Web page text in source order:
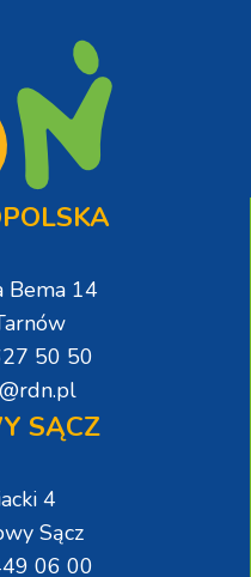
Bema 14
50 50
SĄCZ
4
Sącz
06 00